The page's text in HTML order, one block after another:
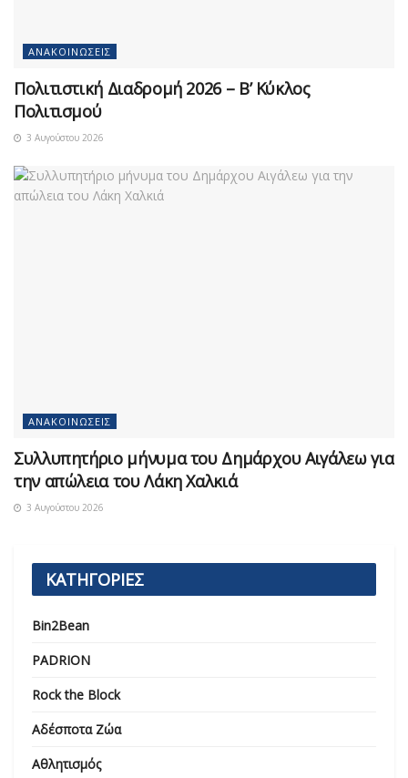
ΑΝΑΚΟΙΝΏΣΕΙΣ
Πολιτιστική Διαδρομή 2026 – Β’ Κύκλος
Πολιτισμού
3 Αυγούστου 2026
ΑΝΑΚΟΙΝΏΣΕΙΣ
Συλλυπητήριο μήνυμα του Δημάρχου Αιγάλεω για
την απώλεια του Λάκη Χαλκιά
3 Αυγούστου 2026
ΚΑΤΗΓΟΡΙΕΣ
Bin2Bean
PADRION
Rock the Block
Αδέσποτα Ζώα
Αθλητισμός